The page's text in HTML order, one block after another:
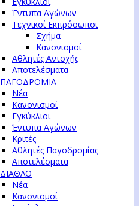
Έντυπα Αγώνων
Τεχνικοί Εκπρόσωποι
Σχήμα
Κανονισμοί
Αθλητές Αντοχής
Αποτελέσματα
ΠΑΓΟΔΡΟΜΙΑ
Νέα
Κανονισμοί
Εγκύκλιοι
Έντυπα Αγώνων
Κριτές
Αθλητές Παγοδρομίας
Αποτελέσματα
ΔΙΑΘΛΟ
Νέα
Κανονισμοί